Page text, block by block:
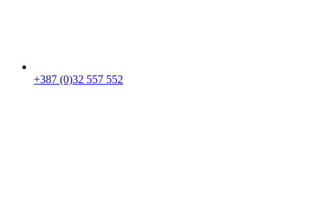
+387 (0)32 557 552